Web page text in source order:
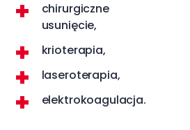
chirurgiczne
usunięcie,
krioterapia,
laseroterapia,
elektrokoagulacja.